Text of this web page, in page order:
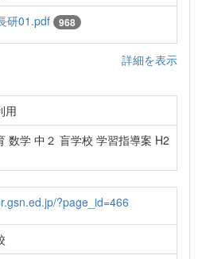
研01.pdf 968
詳細を表示
用
数学 中２ 盲学校 学習指導案 H2
?page_id=466